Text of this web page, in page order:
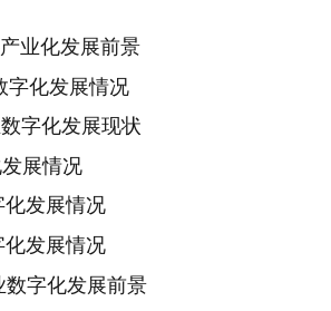
业化发展前景
字化发展情况
字化发展现状
发展情况
化发展情况
化发展情况
字化发展前景